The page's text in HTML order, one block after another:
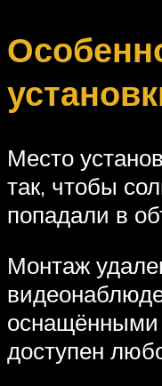
Место
так, чтобы
попадали в
Монтаж
оснащёнными
доступен